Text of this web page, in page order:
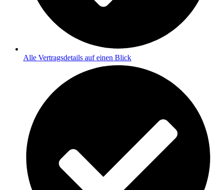
Alle Vertragsdetails auf einen Blick